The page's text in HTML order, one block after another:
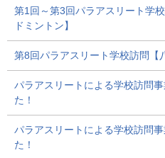
第1回～第3回パラアスリート学
ドミントン】
第8回パラアスリート学校訪問【
パラアスリートによる学校訪問
た！
パラアスリートによる学校訪問
た！